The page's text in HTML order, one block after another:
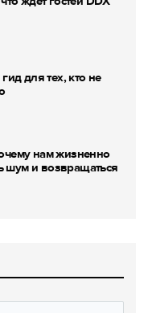
для тех, кто не
нам жизненно
шум и возвращаться